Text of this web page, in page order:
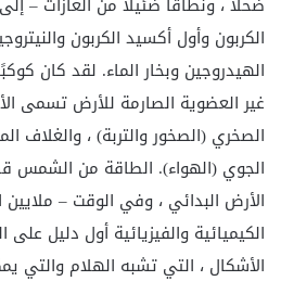
الكربون وأول أكسيد الكربون
الهيدروجين وبخار الماء. لقد كان
غير العضوية الصارمة للأرض تسمى
الصخري (الصخور والتربة) ، والغلاف
الجوي (الهواء). الطاقة من
الأرض البدائي ، وفي الوقت – ملايين
الكيميائية والفيزيائية أول دليل على
الأشكال ، التي تشبه الهلام والتي